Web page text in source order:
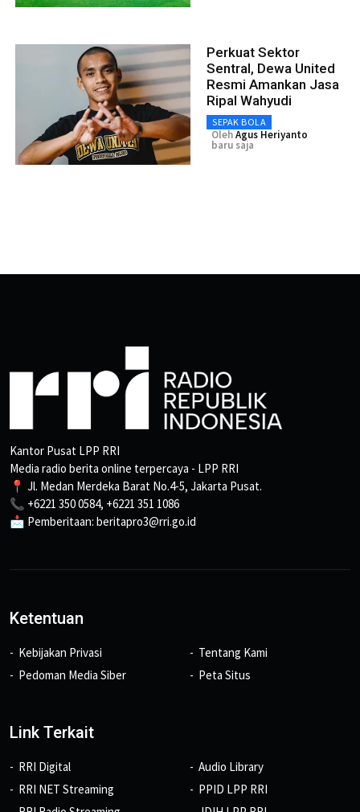
Perkuat Sektor
Sentral, Dewa United
Resmi Amankan Jasa
Ripal Wahyudi
SEPAK BOLA
OlehAgus Heriyanto
baru saja
Kantor Pusat LPP RRI
Media radio berita online terpercaya - LPP RRI
📍 Jl. Medan Merdeka Barat No.4-5, Jakarta Pusat.
📞 +6221 350 0584, +6221 351 1086
📩 Pemberitaan: beritapro3@rri.go.id
Ketentuan
Kebijakan Privasi
Pedoman Media Siber
Tentang Kami
Peta Situs
Link Terkait
RRI Digital
RRI NET Streaming
Audio Library
PPID LPP RRI